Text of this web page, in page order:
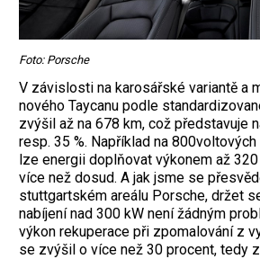
Foto: Porsche
V závislosti na karosářské variantě a
nového Taycanu podle
zvýšil až na 678 km, což představuje
resp. 35 %. Například na
lze energii doplňovat výkonem až
více než dosud. A jak jsme se
stuttgartském areálu Porsche, držet
nabíjení nad 300 kW není žádným
výkon rekuperace při zpomalování z
se zvýšil o více než 30 procent, tedy